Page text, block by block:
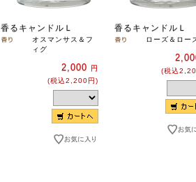
香るキャンドルＬ
オスマンサス＆フ
ィグ
2,000
円
(税込2,200円)
香るキャンドルＬ
ローズ＆ロー
(税込